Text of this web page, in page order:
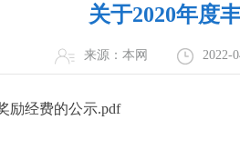
关于2020年度
来源：本网
励经费的公示.pdf